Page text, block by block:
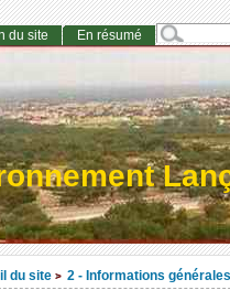
du site > 2 - Informations générales
du site En résumé